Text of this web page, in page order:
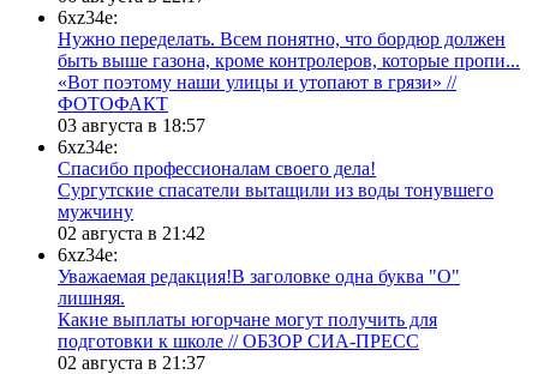
6xz34e:
Нужно переделать. Всем понятно, что бордюр должен
быть выше газона, кроме контролеров, которые пропи...
«Вот поэтому наши улицы и утопают в грязи» //
ФОТОФАКТ
03 августа в 18:57
6xz34e:
Спасибо профессионалам своего дела!
Сургутские спасатели вытащили из воды тонувшего
мужчину
02 августа в 21:42
6xz34e:
Уважаемая редакция!В заголовке одна буква "О"
лишняя.
Какие выплаты югорчане могут получить для
подготовки к школе // ОБЗОР СИА-ПРЕСС
02 августа в 21:37